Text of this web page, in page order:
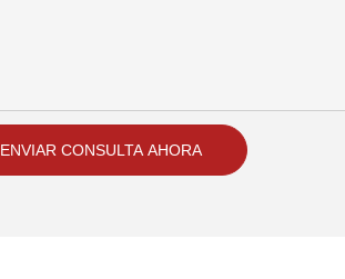
ENVIAR CONSULTA AHORA